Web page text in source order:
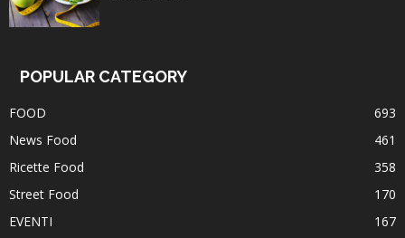
POPULAR CATEGORY
FOOD
693
News Food
461
Ricette Food
358
Street Food
170
EVENTI
167